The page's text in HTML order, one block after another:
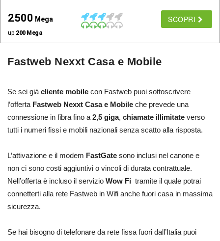
2500 Mega
up 200 Mega
SCOPRI
Fastweb Nexxt Casa e Mobile
Se sei già cliente mobile con Fastweb puoi sottoscrivere
l’offerta Fastweb Nexxt Casa e Mobile che prevede una
connessione in fibra fino a 2,5 giga, chiamate illimitate verso
tutti i numeri fissi e mobili nazionali senza scatto alla risposta.
L’attivazione e il modem FastGate sono inclusi nel canone e
non ci sono costi aggiuntivi o vincoli di durata contrattuale.
Nell’offerta è incluso il servizio Wow Fi tramite il quale potrai
connetterti alla rete Fastweb in Wifi anche fuori casa in massima
sicurezza.
Se hai bisogno di telefonare da rete fissa fuori dall’Italia puoi